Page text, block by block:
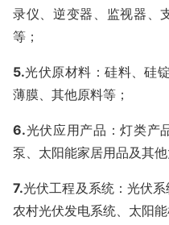
录仪、逆变器、监视器、
等；
5.光伏原材料：硅料、硅锭
薄膜、其他原料等；
6.光伏应用产品：灯类产
泵、太阳能家居用品及其他
7.光伏工程及系统：光伏系
农村光伏发电系统、太阳